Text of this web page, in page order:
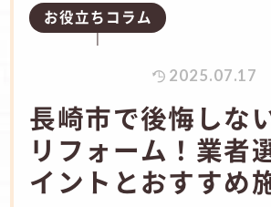
お役立ちコラム
2025.07.17
長崎市で後悔しな
リフォーム！業者
イントとおすすめ